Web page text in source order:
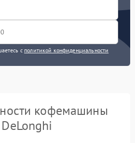
с политикой конфиденциальности
кофемашины
DeLonghi